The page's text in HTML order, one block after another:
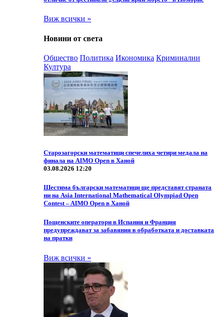
Виж всички »
Новини от света
Общество Политика Икономика Криминални
Култура
Старозагорски математици спечелиха четири медала на
финала на AIMO Open в Ханой
03.08.2026 12:20
Шестима български математици ще представят страната
ни на Asia International Mathematical Olympiad Open
Contest – AIMO Open в Ханой
Пощенските оператори в Испания и Франция
предупреждават за забавяния в обработката и доставката
на пратки
Виж всички »